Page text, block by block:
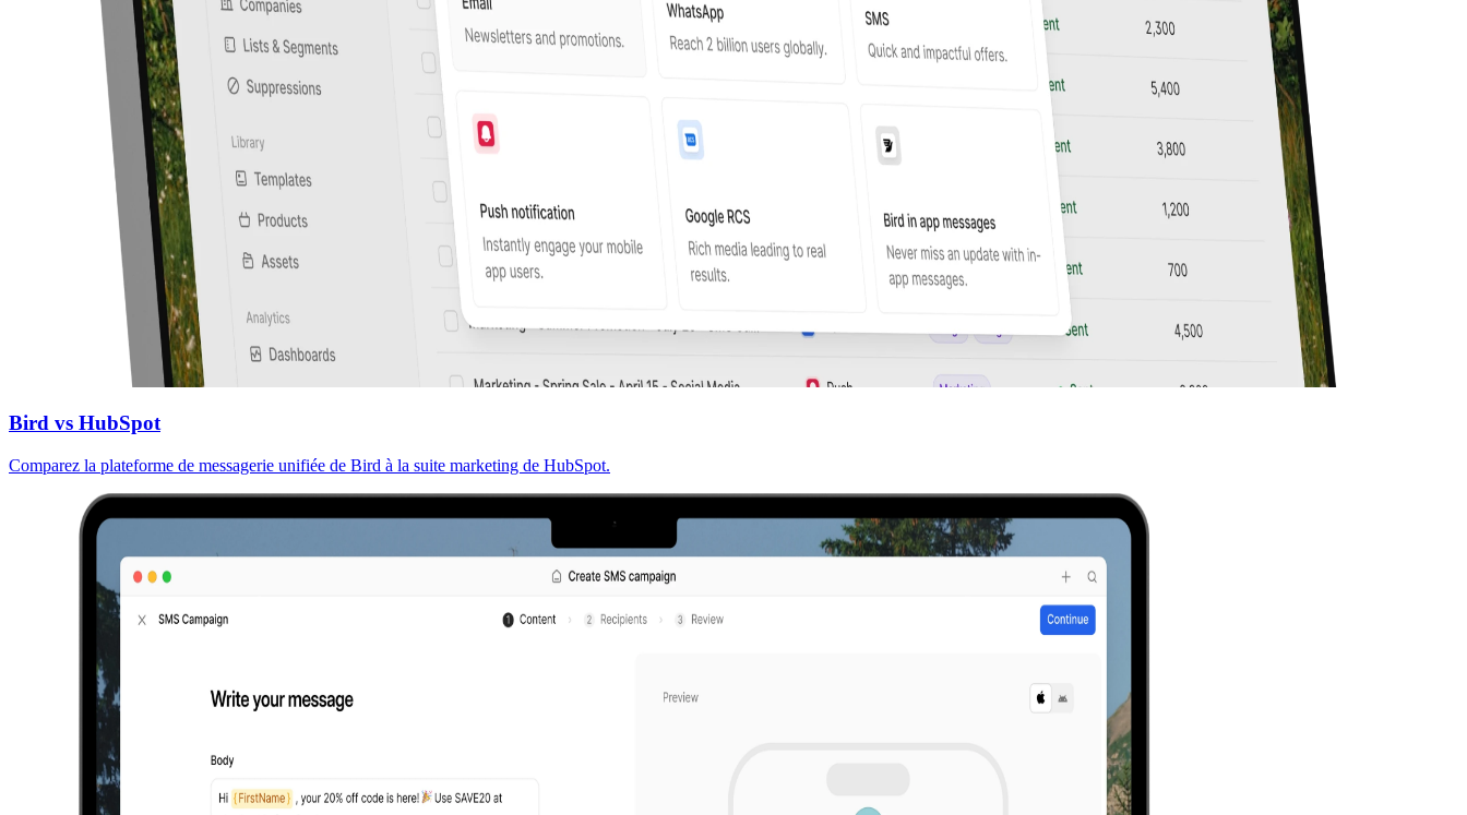
Bird vs HubSpot
Comparez la plateforme de messagerie unifiée de Bird à la suite marketing de HubSpot.